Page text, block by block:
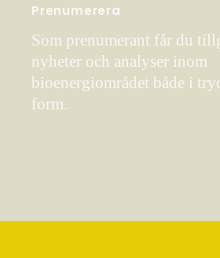
Prenumerera
Som prenumerant får du
nyheter och analyser inom
bioenergiområdet både i
form.